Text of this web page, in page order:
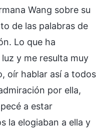
Wang sobre su
de las palabras de
Lo que ha
y me resulta muy
oír hablar así a todos
por ella,
a estar
la elogiaban a ella y